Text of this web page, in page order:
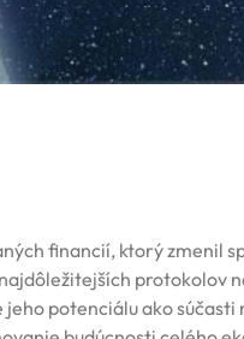
financií, ktorý zmenil
protokolov
potenciálu ako